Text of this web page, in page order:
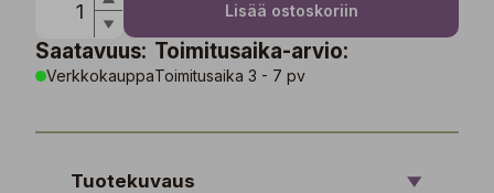
Lisää ostoskoriin
Saatavuus:
Verkkokauppa
Toimitusaika-arvio:
Toimitusaika 3 - 7 pv
Tuotekuvaus